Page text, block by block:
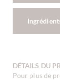
DÉTAILS DU
Pour plus de